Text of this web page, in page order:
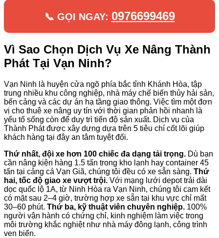
📞 GỌI NGAY: 0976699469
Vì Sao Chọn Dịch Vụ Xe Nâng Thành
Phát Tại Vạn Ninh?
Vạn Ninh là huyện cửa ngõ phía bắc tỉnh Khánh Hòa, tập
trung nhiều khu công nghiệp, nhà máy chế biến thủy hải sản,
bến cảng và các dự án hạ tầng giao thông. Việc tìm một đơn
vị cho thuê xe nâng uy tín với thời gian phản hồi nhanh là
yếu tố sống còn để duy trì tiến độ sản xuất. Dịch vụ của
Thành Phát được xây dựng dựa trên 5 tiêu chí cốt lõi giúp
khách hàng tại đây an tâm tuyệt đối.
Thứ nhất, đội xe hơn 100 chiếc đa dạng tải trọng. Dù bạn
cần nâng kiện hàng 1.5 tấn trong kho lạnh hay container 45
tấn tại cảng cá Vạn Giã, chúng tôi đều có xe sẵn sàng. Thứ
hai, tốc độ giao xe vượt trội. Với mạng lưới depot trải dài
dọc quốc lộ 1A, từ Ninh Hòa ra Vạn Ninh, chúng tôi cam kết
có mặt sau 2–4 giờ, trường hợp xe sẵn tại khu vực chỉ mất
30–60 phút. Thứ ba, kỹ thuật viên chuyên nghiệp. 100%
người vận hành có chứng chỉ, kinh nghiệm làm việc trong
môi trường khắc nghiệt như nhà máy đông lạnh, công trình
ven biển.